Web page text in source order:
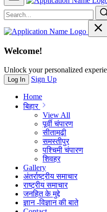
Welcome!
Unlock your personalized
Log In Sign Up
Home
बिहार
View All
पूर्वी चंपारण
सीतामढ़ी
समस्तीपुर
पश्चिमी चंपारण
शिवहर
Gallery
अंतर्राष्ट्रीय समाचार
राष्ट्रीय समाचार
जनहित के मुद्दे
ज्ञान -विज्ञान की बाते